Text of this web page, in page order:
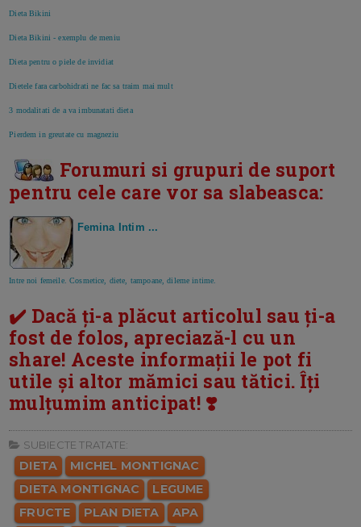
Dieta Bikini
Dieta Bikini - exemplu de meniu
Dieta pentru o piele de invidiat
Dietele fara carbohidrati ne fac sa traim mai mult
3 modalitati de a va imbunatati dieta
Pierdem in greutate cu magneziu
Forumuri si grupuri de suport
pentru cele care vor sa slabeasca:
Femina Intim ...
Intre noi femeile. Cosmetice, diete, tampoane, dileme intime.
✔️ Dacă ți-a plăcut articolul sau ți-a
fost de folos, apreciază-l cu un
share! Aceste informații le pot fi
utile și altor mămici sau tătici. Îți
mulțumim anticipat! ❣️
SUBIECTE TRATATE:
DIETA
MICHEL MONTIGNAC
DIETA MONTIGNAC
LEGUME
FRUCTE
PLAN DIETA
APA